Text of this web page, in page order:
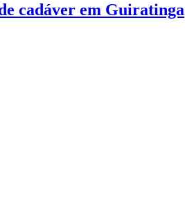
cadáver em Guiratinga